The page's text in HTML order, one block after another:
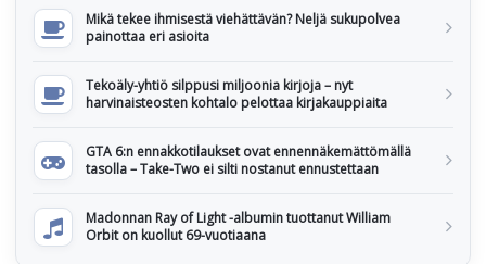
Mikä tekee ihmisestä viehättävän? Neljä sukupolvea
painottaa eri asioita
Tekoäly-yhtiö silppusi miljoonia kirjoja – nyt
harvinaisteosten kohtalo pelottaa kirjakauppiaita
GTA 6:n ennakkotilaukset ovat ennennäkemättömällä
tasolla – Take-Two ei silti nostanut ennustettaan
Madonnan Ray of Light -albumin tuottanut William
Orbit on kuollut 69-vuotiaana